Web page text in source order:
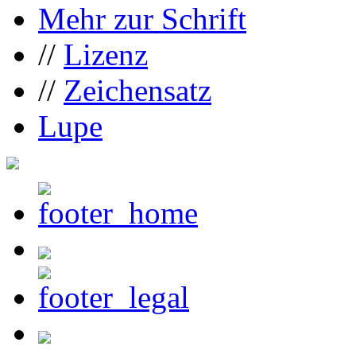
Mehr zur Schrift
// Lizenz
// Zeichensatz
Lupe